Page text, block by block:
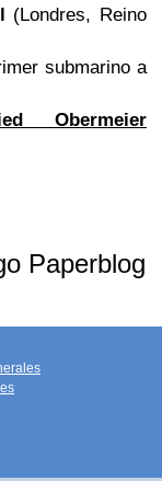
(Londres, Reino
submarino a
Obermeier